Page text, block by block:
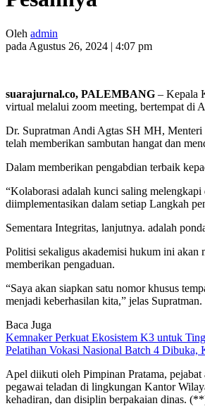
Oleh admin
pada Agustus 26, 2024 | 4:07 pm
suarajurnal.co, PALEMBANG – Kepala
virtual melalui zoom meeting, bertempat di
Dr. Supratman Andi Agtas SH MH,
telah memberikan sambutan hangat dan
Dalam memberikan pengabdian terbaik
“Kolaborasi adalah kunci saling melengkapi
diimplementasikan dalam setiap Langkah
Sementara Integritas, lanjutnya. adalah
Politisi sekaligus akademisi hukum ini akan
memberikan pengaduan.
“Saya akan siapkan satu nomor khusus
menjadi keberhasilan kita,” jelas Supratman.
Baca Juga
Kemnaker Perkuat Ekosistem K3 untuk
Pelatihan Vokasi Nasional Batch 4 Dibuka,
Apel diikuti oleh Pimpinan Pratama,
pegawai teladan di lingkungan Kantor
kehadiran, dan disiplin berpakaian dinas.